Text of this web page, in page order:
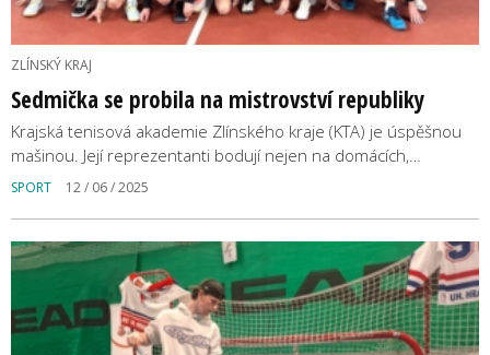
ZLÍNSKÝ KRAJ
Sedmička se probila na mistrovství republiky
Krajská tenisová akademie Zlínského kraje (KTA) je úspěšnou
mašinou. Její reprezentanti bodují nejen na domácích,…
SPORT 12 / 06 / 2025